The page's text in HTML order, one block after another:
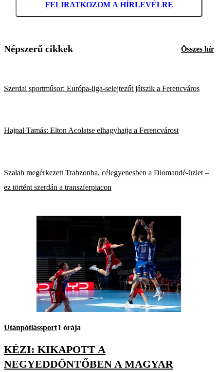
FELIRATKOZOM A HÍRLEVÉLRE
Népszerű cikkek Összes hír
Szerdai sportműsor: Európa-liga-selejtezőt játszik a Ferencváros
Hajnal Tamás: Elton Acolatse elhagyhatja a Ferencvárost
Szalah megérkezett Trabzonba, célegyenesben a Diomandé-üzlet –
ez történt szerdán a transzferpiacon
Utánpótlássport1 órája
KÉZI: KIKAPOTT A
NEGYEDDÖNTŐBEN A MAGYAR